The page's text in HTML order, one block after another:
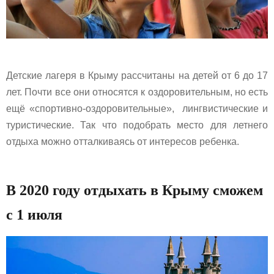
Детские лагеря в Крыму рассчитаны на детей от 6 до 17
лет. Почти все они относятся к оздоровительным, но есть
ещё «спортивно-оздоровительные», лингвистические и
туристические. Так что подобрать место для летнего
отдыха можно отталкиваясь от интересов ребенка.
В 2020 году отдыхать в Крыму сможем
с 1 июля